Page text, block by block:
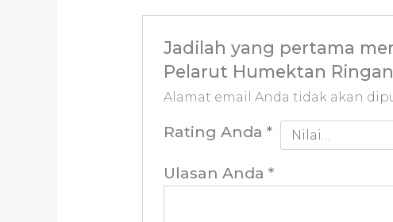
Jadilah yang pertama
Pelarut Humektan
Alamat email Anda tidak akan
Rating Anda*
Ulasan Anda*